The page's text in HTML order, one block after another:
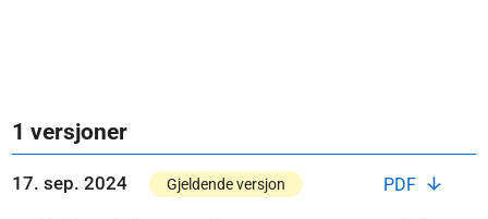
1 versjoner
PDF
17. sep. 2024 Gjeldende versjon